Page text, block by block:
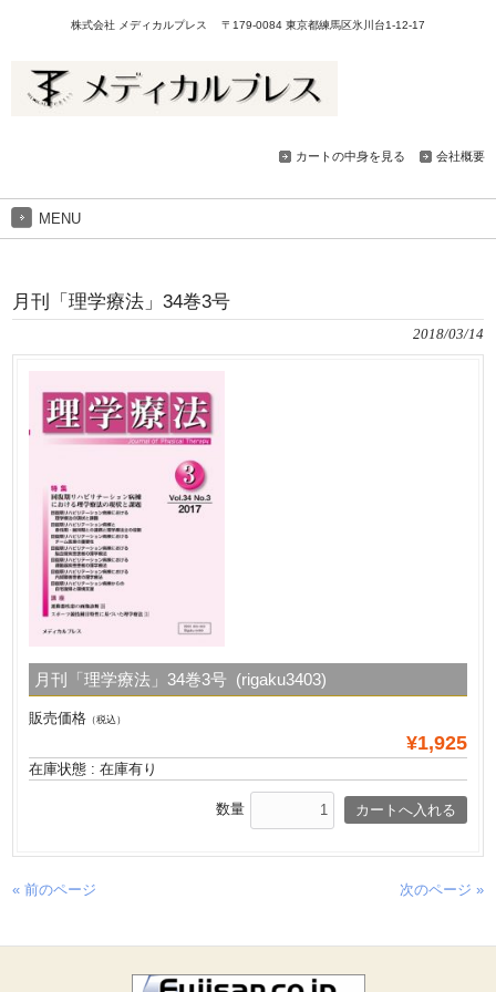
株式会社 メディカルプレス 〒179-0084 東京都練馬区氷川台1-12-17
カートの中身を見る 会社概要
MENU
月刊「理学療法」34巻3号
2018/03/14
月刊「理学療法」34巻3号 (rigaku3403)
販売価格 （税込）
¥1,925
在庫状態 : 在庫有り
数量
« 前のページ 次のページ »